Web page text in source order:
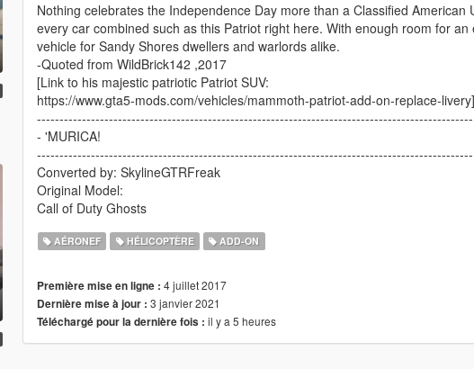
Nothing celebrates the Independence Day more than a Classified
every car combined such as this Patriot right here. With enough room for
vehicle for Sandy Shores dwellers and warlords alike.
-Quoted from WildBrick142 ,2017
[Link to his majestic patriotic Patriot SUV:
https://www.gta5-mods.com/vehicles/mammoth-patriot-add-on-replace-livery]
-------------------------------------------------------------------------------------------------
- 'MURICA!
-------------------------------------------------------------------------------------------------
Converted by: SkylineGTRFreak
Original Model:
Call of Duty Ghosts
AÉRONEF HÉLICOPTÈRE ADD-ON
Première mise en ligne : 4 juillet 2017
Dernière mise à jour : 3 janvier 2021
Téléchargé pour la dernière fois : il y a 5 heures